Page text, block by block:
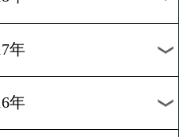
2024年
2023年